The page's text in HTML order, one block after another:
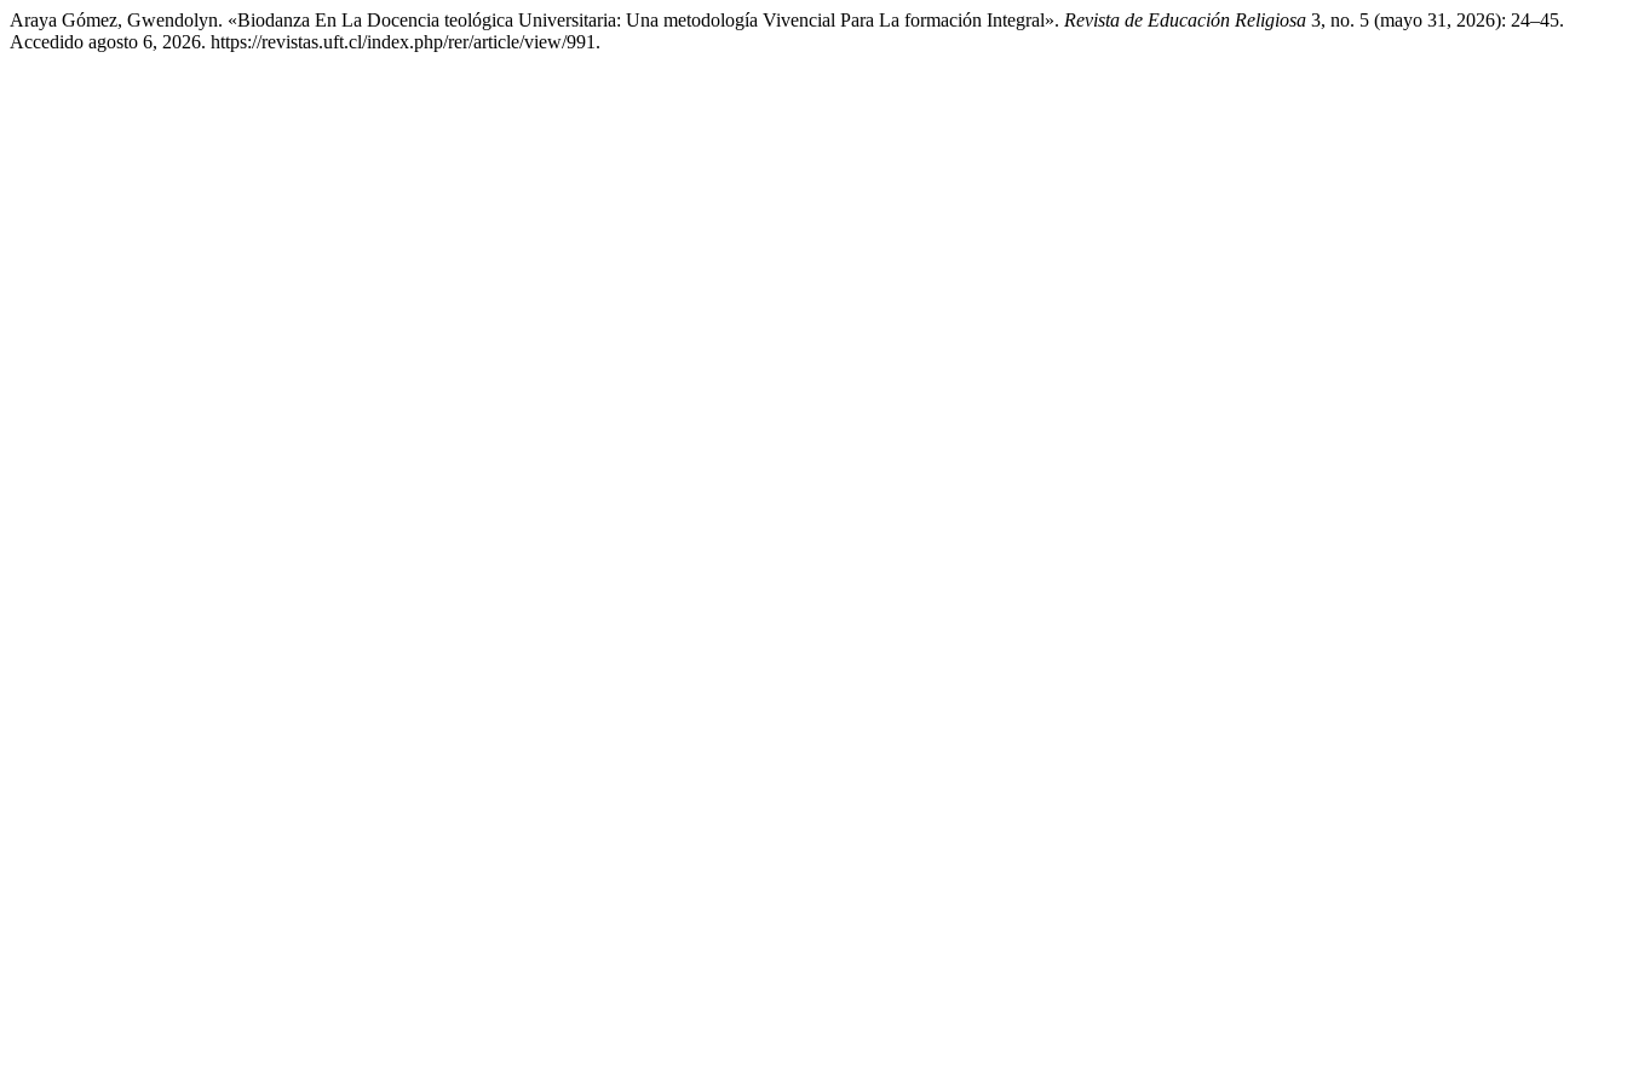
Araya Gómez, Gwendolyn. «Biodanza En La Docencia teológica Universitaria: Una metodología Vivencial Para La formación Integral». Revista de Educación Religiosa 3, no. 5 (mayo 31, 2026): 24–45.
Accedido agosto 6, 2026. https://revistas.uft.cl/index.php/rer/article/view/991.